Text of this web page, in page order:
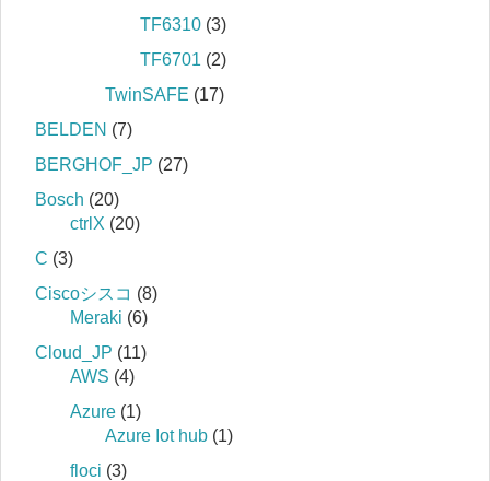
TF6310 (3)
TF6701 (2)
TwinSAFE (17)
BELDEN (7)
BERGHOF_JP (27)
Bosch (20)
ctrlX (20)
C (3)
Ciscoシスコ (8)
Meraki (6)
Cloud_JP (11)
AWS (4)
Azure (1)
Azure Iot hub (1)
floci (3)